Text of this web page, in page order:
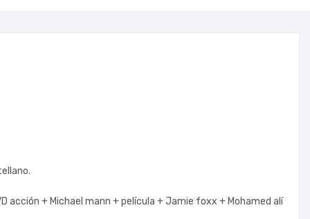
acción + Michael mann +película +Jamie foxx + Mohamed alí